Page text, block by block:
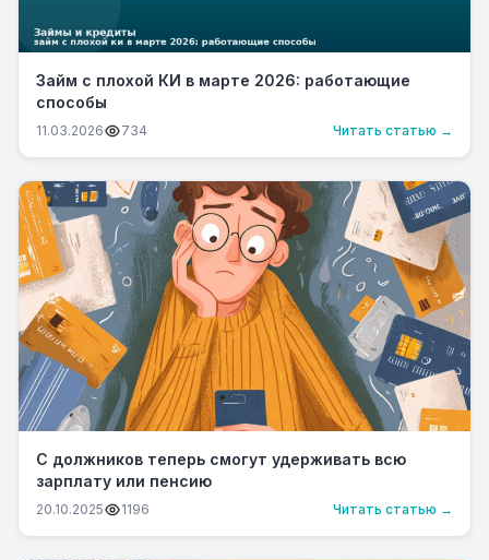
Займ с плохой КИ в марте 2026: работающие
способы
11.03.2026 734 Читать статью →
С должников теперь смогут удерживать всю
зарплату или пенсию
20.10.2025 1196 Читать статью →